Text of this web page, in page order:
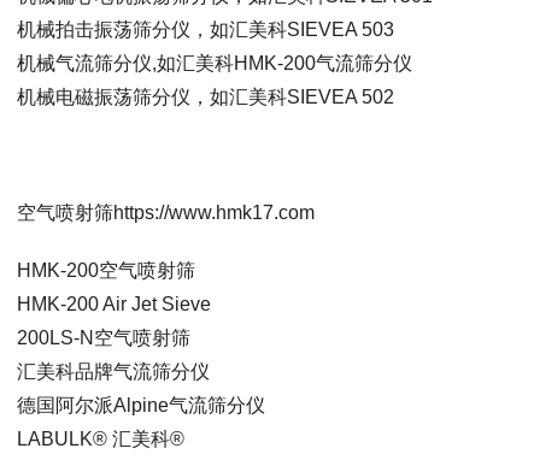
机械拍击振荡筛分仪，如汇美科SIEVEA 503
机械气流筛分仪,如汇美科HMK-200气流筛分仪
机械电磁振荡筛分仪，如汇美科SIEVEA 502
空气喷射筛https://www.hmk17.com
HMK-200空气喷射筛
HMK-200 Air Jet Sieve
200LS-N空气喷射筛
汇美科品牌气流筛分仪
德国阿尔派Alpine气流筛分仪
LABULK® 汇美科®